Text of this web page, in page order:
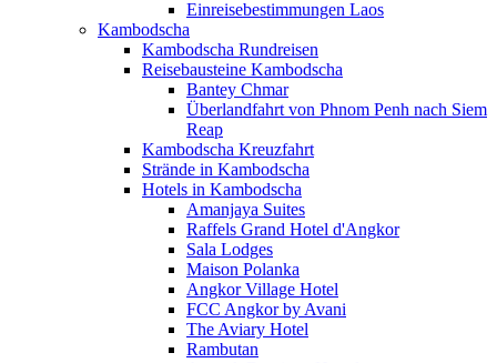
Einreisebestimmungen Laos
Kambodscha
Kambodscha Rundreisen
Reisebausteine Kambodscha
Bantey Chmar
Überlandfahrt von Phnom Penh nach Siem
Reap
Kambodscha Kreuzfahrt
Strände in Kambodscha
Hotels in Kambodscha
Amanjaya Suites
Raffels Grand Hotel d'Angkor
Sala Lodges
Maison Polanka
Angkor Village Hotel
FCC Angkor by Avani
The Aviary Hotel
Rambutan